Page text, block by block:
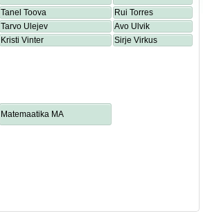
Tanel Toova
Rui Torres
Tarvo Ulejev
Avo Ulvik
Kristi Vinter
Sirje Virkus
Matemaatika MA